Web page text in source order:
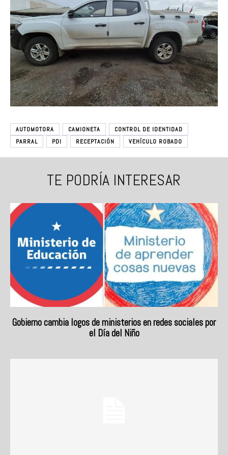
AUTOMOTORA CAMIONETA
CONTROL DE IDENTIDAD
PARRAL
PDI RECEPTACIÓN VEHÍCULO ROBADO
TE PODRÍA INTERESAR
Gobierno cambia logos de ministerios en redes sociales por
el Día del Niño